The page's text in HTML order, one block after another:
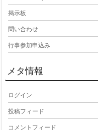
掲示板
問い合わせ
行事参加申込み
メタ情報
ログイン
投稿フィード
コメントフィード